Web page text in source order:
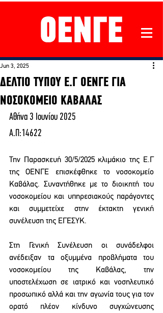
ΔΕΛΤΙΟ ΤΥΠΟΥ Ε.Γ ΟΕΝΓΕ ΓΙΑ
ΝΟΣΟΚΟΜΕΙΟ ΚΑΒΑΛΑΣ
Jun 3, 2025
Αθήνα 3 Ιουνίου 2025
Α.Π:14622
Την Παρασκευή 30/5/2025 κλιμάκιο της Ε.Γ
της ΟΕΝΓΕ επισκέφθηκε το νοσοκομείο
Καβάλας. Συναντήθηκε με το διοικητή του
νοσοκομείου και υπηρεσιακούς παράγοντες
και συμμετείχε στην έκτακτη γενική
συνέλευση της ΕΓΕΣΥΚ.
Στη Γενική Συνέλευση οι συνάδελφοι
ανέδειξαν τα οξυμμένα προβλήματα του
νοσοκομείου της Καβάλας, την
υποστελέχωση σε ιατρικό και νοσηλευτικό
προσωπικό αλλά και την αγωνία τους για τον
ορατό πλέον κίνδυνο συγχώνευσης